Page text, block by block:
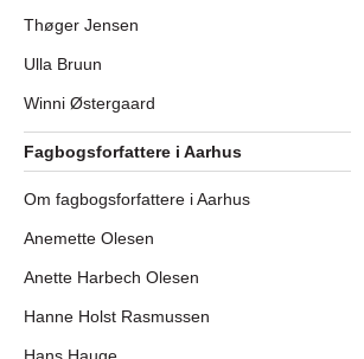
Thøger Jensen
Ulla Bruun
Winni Østergaard
Fagbogsforfattere i Aarhus
Om fagbogsforfattere i Aarhus
Anemette Olesen
Anette Harbech Olesen
Hanne Holst Rasmussen